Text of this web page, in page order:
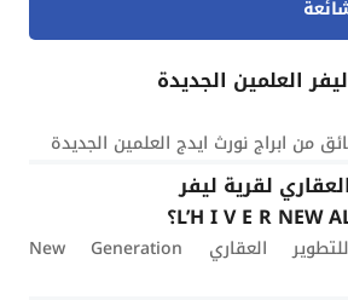
العلمين الجديدة
لقرية ليفر
نيو جينيريشن للتطوير العقاري New Generation